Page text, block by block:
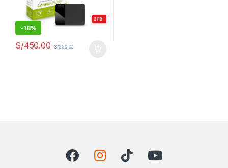
-18%
S/450.00 S/550.00